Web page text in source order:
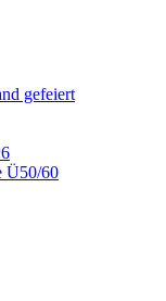
gefeiert
Ü50/60